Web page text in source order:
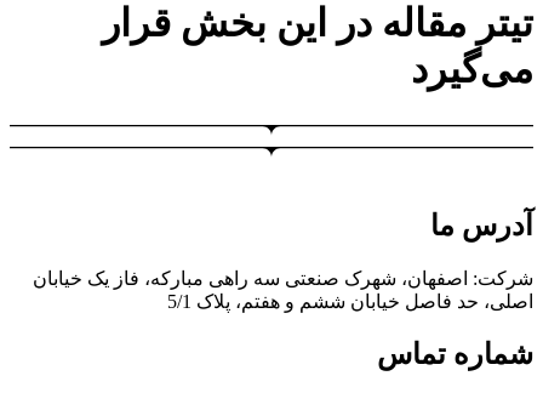
تیتر مقاله در این بخش قرار
می‌گیرد
آدرس ما
شرکت: اصفهان، شهرک صنعتی سه راهی مبارکه، فاز یک خیابان
اصلی، حد فاصل خیابان ششم و هفتم، پلاک 5/1
شماره تماس